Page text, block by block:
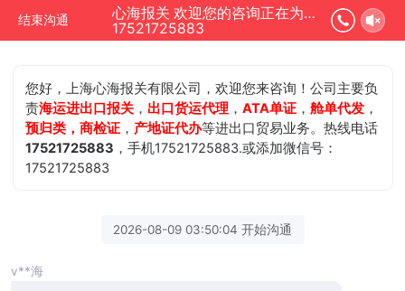
结束沟通
心海报关 欢迎您的咨询正在为您服务
17521725883
您好，上海心海报关有限公司，欢迎您来咨询！公司主要负
责海运进出口报关 ， 出口货运代理 ，ATA单证 ，舱单代发 ，
预归类，商检证 ， 产地证代办等进出口贸易业务。热线电话
17521725883 ，手机17521725883.或添加微信号：
17521725883
2026-08-09 03:50:04 开始沟通
v**海